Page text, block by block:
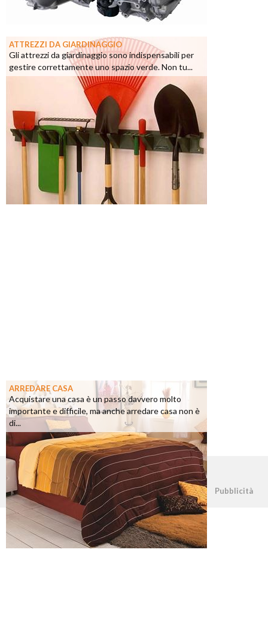
ATTREZZI DA GIARDINAGGIO
Gli attrezzi da giardinaggio sono indispensabili per
gestire correttamente uno spazio verde. Non tu...
ARREDARE CASA
Acquistare una casa è un passo davvero molto
importante e difficile, ma anche arredare casa non è
di...
©2026 - casapratica.net - p.iva 03338800984 Pubblicità